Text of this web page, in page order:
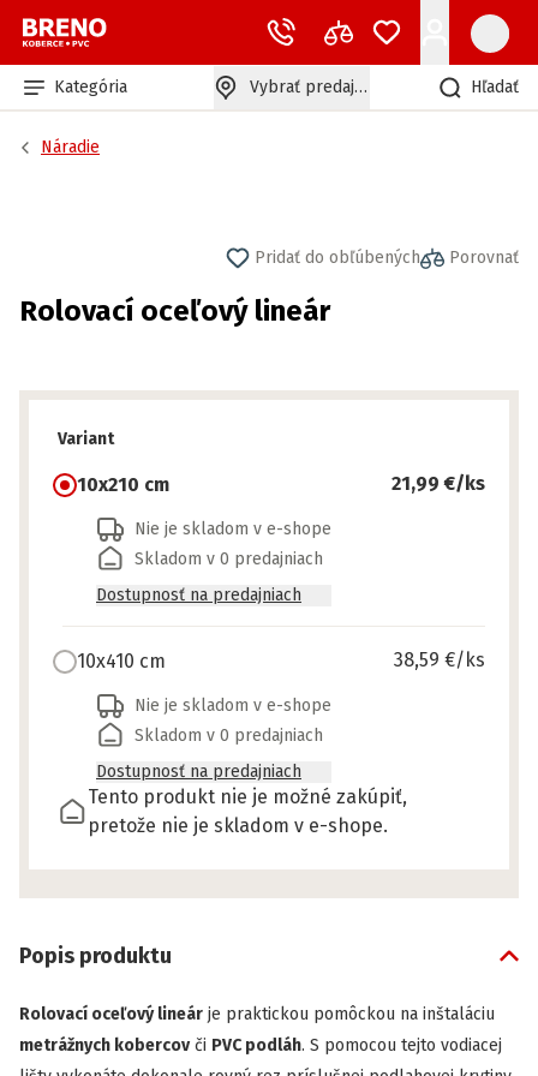
Kategória Vybrať predajňu Hľadať
Náradie
Pridať do obľúbených Porovnať
Rolovací oceľový lineár
Variant
10x210 cm 21,99 €/ks
Nie je skladom v e-shope
Skladom v 0 predajniach
Dostupnosť na predajniach
10x410 cm 38,59 €/ks
Nie je skladom v e-shope
Skladom v 0 predajniach
Dostupnosť na predajniach
Tento produkt nie je možné zakúpiť,
pretože nie je skladom v e-shope.
Popis produktu
Rolovací oceľový lineár je praktickou pomôckou na inštaláciu
metrážnych kobercovči PVC podláh. S pomocou tejto vodiacej